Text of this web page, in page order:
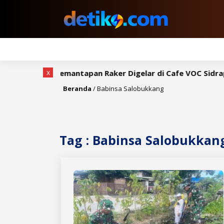
Rapat Pemantapan Raker Digelar di Cafe VOC Sidrap
Beranda /Babinsa Salobukkang
Tag : Babinsa
x